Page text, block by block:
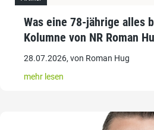
Was eine 78-jährige alles
Kolumne von NR Roman
28.07.2026, von Roman Hug
mehr lesen